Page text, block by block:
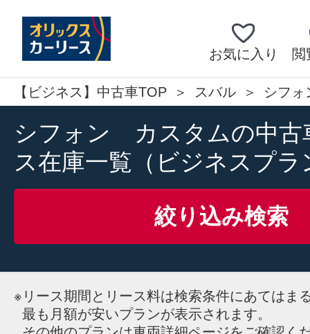
お気に入り 閲
【ビジネス】中古車TOP スバル シフ
シフォン カスタムの中古
ス在庫一覧（ビジネスプラ
絞り込み検索
※ リース期間とリース料は検索条件にあてはま
最も月額が安いプランが表示されます。